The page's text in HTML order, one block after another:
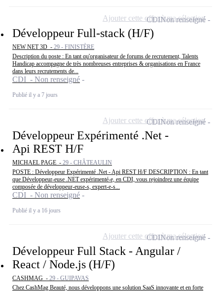
Développeur Full-stack (H/F)
NEW NET 3D - 29 - FINISTÈRE
Description du poste : En tant qu'organisateur de forums de recrutement, Talents
Handicap accompagne de très nombreuses entreprises & organisations en France
dans leurs recrutements de...
CDI - Non renseigné
Publié il y a 7 jours
CDINon renseigné
Ajouter cette offre à ma sélection
Développeur Expérimenté .Net -
Api REST H/F
MICHAEL PAGE - 29 - CHÂTEAULIN
POSTE : Développeur Expérimenté .Net - Api REST H/F DESCRIPTION : En tant
que Développeur-euse .NET expérimenté-e, en CDI, vous rejoindrez une équipe
composée de développeur-euse-s, expert-e-s...
CDI - Non renseigné
Publié il y a 16 jours
CDINon renseigné
Ajouter cette offre à ma sélection
Développeur Full Stack - Angular /
React / Node.js (H/F)
CASHMAG - 29 - GUIPAVAS
Chez CashMag Beauté, nous développons une solution SaaS innovante et en forte
CDINon renseigné
Ajouter cette offre à ma sélection